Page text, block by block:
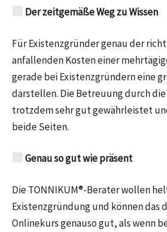
Der zeitgemäße Weg zu Wissen
Für Existenzgründer genau der
anfallenden Kosten einer
gerade bei Existenzgründern eine
darstellen. Die Betreuung durch
trotzdem sehr gut gewährleistet
beide Seiten.
Genau so gut wie präsent
Die TONNIKUM®-Berater wollen
Existenzgründung und können das
Onlinekurs genauso gut, als wenn